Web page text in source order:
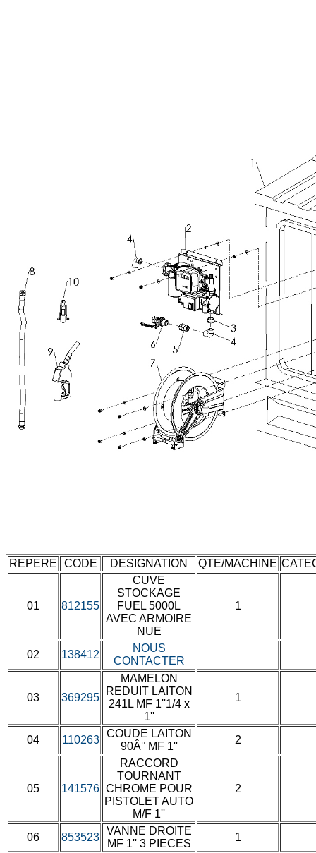
REPERE CODE DESIGNATION QTE/MACHINE
01 812155
CUVE
STOCKAGE
FUEL 5000L
AVEC ARMOIRE
NUE
1
02 138412
NOUS
CONTACTER
03 369295
MAMELON
REDUIT LAITON
241L MF 1''1/4 x
1''
1
04 110263
COUDE LAITON
90Â° MF 1''
2
05 141576
RACCORD
TOURNANT
CHROME POUR
PISTOLET AUTO
M/F 1''
2
06 853523
VANNE DROITE
MF 1'' 3 PIECES
1